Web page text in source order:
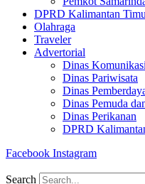
DPRD Kalimantan
Olahraga
Traveler
Advertorial
Dinas
Dinas Pariwisata
Dinas
Dinas Pemuda
Dinas Perikanan
DPRD
Facebook Instagram
Search